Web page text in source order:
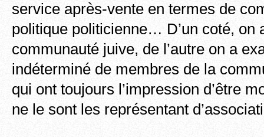
service après-vente en termes de
politique politicienne… D’un coté, on
communauté juive, de l’autre on a
indéterminé de membres de la
qui ont toujours l’impression d’être
ne le sont les représentant